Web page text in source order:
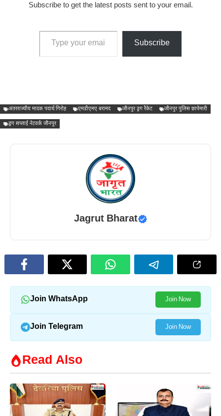
Subscribe to get the latest posts sent to your email.
Type your email…
Subscribe
अंतरराज्यीय मादक पदार्थ गिरोह एमडीएमए बरामद जौनपुर ड्रग रैकेट जौनपुर पुलिस छापेमारी
ड्रग सप्लाई नेटवर्क जौनपुर
Jagrut Bharat
Join WhatsApp Join Now
Join Telegram Join Now
Read Also